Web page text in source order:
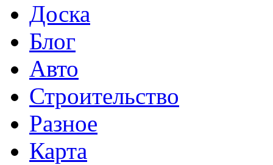
Доска
Блог
Авто
Строительство
Разное
Карта